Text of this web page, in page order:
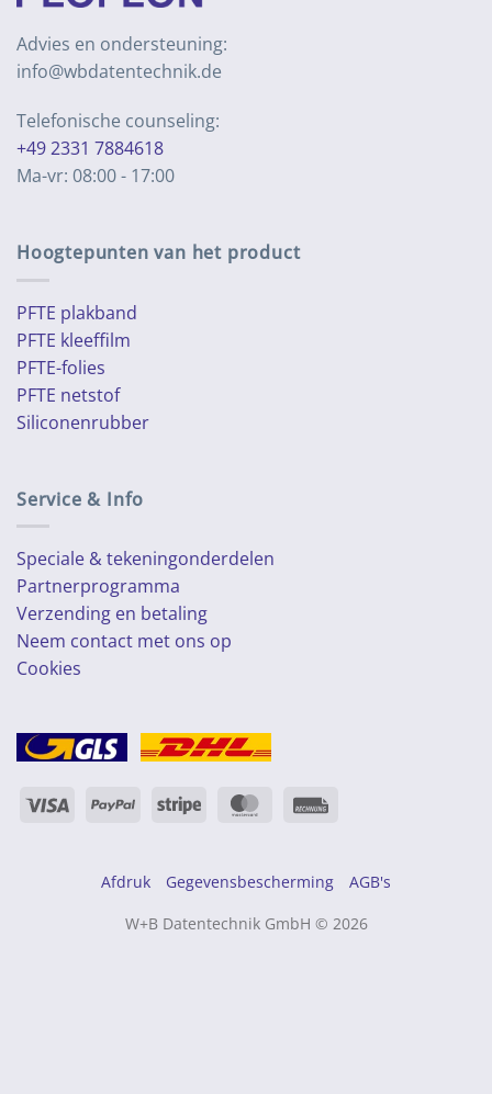
Advies en ondersteuning:
info@wbdatentechnik.de
Telefonische counseling:
+49 2331 7884618
Ma-vr: 08:00 - 17:00
Hoogtepunten van het product
PFTE plakband
PFTE kleeffilm
PFTE-folies
PFTE netstof
Siliconenrubber
Service & Info
Speciale & tekeningonderdelen
Partnerprogramma
Verzending en betaling
Neem contact met ons op
Cookies
Afdruk Gegevensbescherming
AGB's
W+B Datentechnik GmbH © 2026